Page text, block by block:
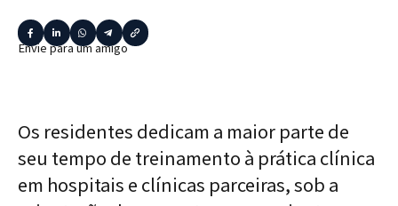
Envie para um amigo
Os residentes dedicam a maior parte de
seu tempo de treinamento à prática clínica
em hospitais e clínicas parceiras, sob a